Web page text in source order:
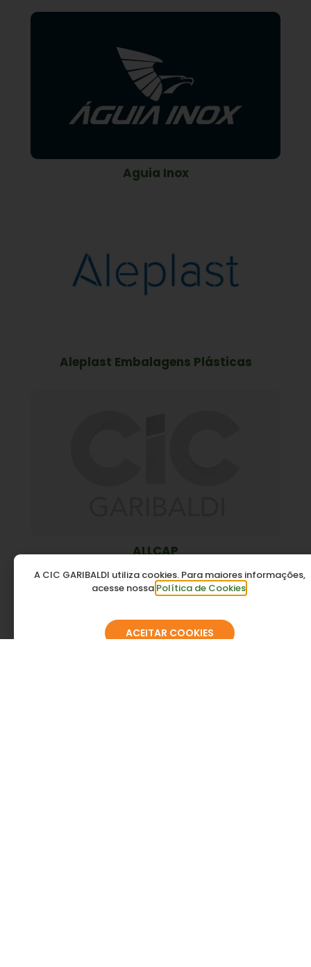
Aguia Inox
Aleplast Embalagens Plásticas
ALLCAP
A CIC GARIBALDI utiliza cookies. Para maiores informações,
acesse nossa Política de Cookies.
ACEITAR COOKIES